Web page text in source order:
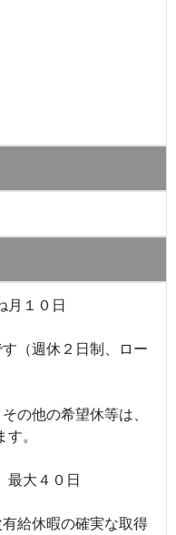
月１０日
休２日制、ロー
の希望休等は、
。
最大４０日
の確実な取得